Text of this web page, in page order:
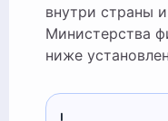
внутри страны
Министерства
ниже